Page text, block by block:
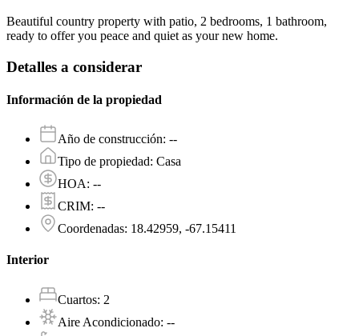
Beautiful country property with patio, 2 bedrooms, 1 bathroom,
ready to offer you peace and quiet as your new home.
Detalles a considerar
Información de la propiedad
Año de construcción: --
Tipo de propiedad: Casa
HOA: --
CRIM: --
Coordenadas: 18.42959, -67.15411
Interior
Cuartos: 2
Aire Acondicionado: --